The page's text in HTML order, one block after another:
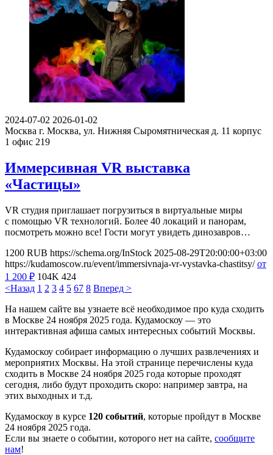
2024-07-02 2026-01-02
Москва г. Москва, ул. Нижняя Сыромятническая д. 11 корпус
1 офис 219
Иммерсивная VR выставка
«Частицы»
VR студия приглашает погрузиться в виртуальные миры
с помощью VR технологий. Более 40 локаций и панорам,
посмотреть можно все! Гости могут увидеть динозавров…
1200 RUB https://schema.org/InStock 2025-08-29T20:00:00+03:00
https://kudamoscow.ru/event/immersivnaja-vr-vystavka-chastitsy/ от
1 200 ₽ 104K 424
<Назад 1 2 3 4 5 67 8 Вперед >
На нашем сайте вы узнаете всё необходимое про куда сходить
в Москве 24 ноября 2025 года. Кудамоскоу — это
интерактивная афиша самых интересных событий Москвы.
Кудамоскоу собирает информацию о лучших развлечениях и
мероприятих Москвы. На этой странице перечислены куда
сходить в Москве 24 ноября 2025 года которые проходят
сегодня, либо будут проходить скоро: например завтра, на
этих выходных и т.д.
Кудамоскоу в курсе 120 событий, которые пройдут в Москве
24 ноября 2025 года.
Если вы знаете о событии, которого нет на сайте, сообщите
нам!